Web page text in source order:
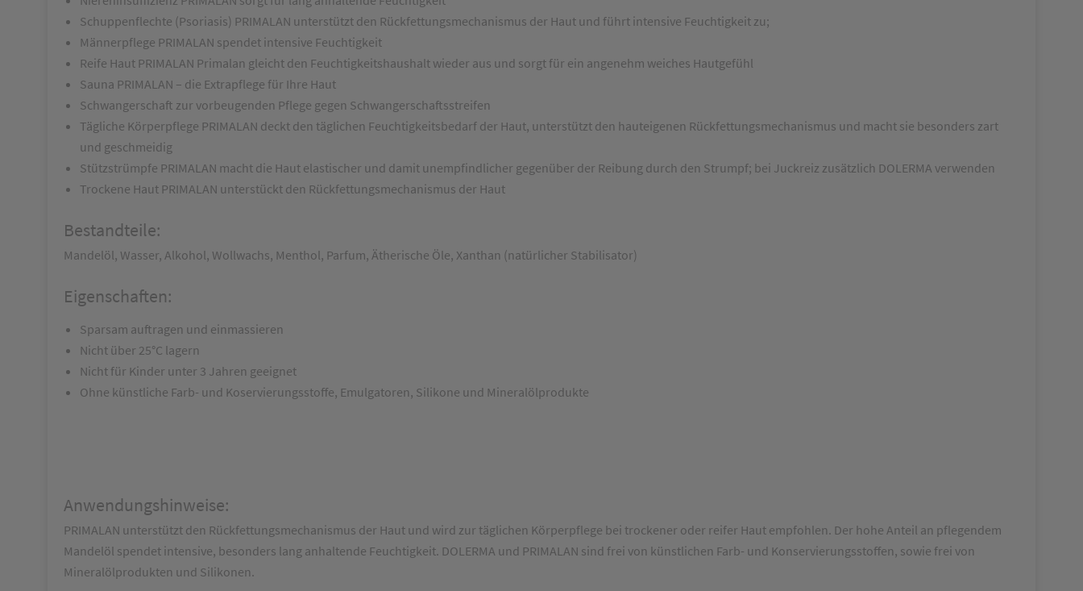
Schuppenflechte (Psoriasis) PRIMALAN unterstützt den Rückfettungsmechanismus der Haut und führt intensive Feuchtigkeit zu;
Männerpflege PRIMALAN spendet intensive Feuchtigkeit
Reife Haut PRIMALAN Primalan gleicht den Feuchtigkeitshaushalt wieder aus und sorgt für ein angenehm weiches Hautgefühl
Sauna PRIMALAN – die Extrapflege für Ihre Haut
Schwangerschaft zur vorbeugenden Pflege gegen Schwangerschaftsstreifen
Tägliche Körperpflege PRIMALAN deckt den täglichen Feuchtigkeitsbedarf der Haut, unterstützt den hauteigenen Rückfettungsmechanismus und macht sie besonders zart
und geschmeidig
Stützstrümpfe PRIMALAN macht die Haut elastischer und damit unempfindlicher gegenüber der Reibung durch den Strumpf; bei Juckreiz zusätzlich DOLERMA verwenden
Trockene Haut PRIMALAN unterstückt den Rückfettungsmechanismus der Haut
Bestandteile:
Mandelöl, Wasser, Alkohol, Wollwachs, Menthol, Parfum, Ätherische Öle, Xanthan (natürlicher Stabilisator)
Eigenschaften:
Sparsam auftragen und einmassieren
Nicht über 25°C lagern
Nicht für Kinder unter 3 Jahren geeignet
Ohne künstliche Farb- und Koservierungsstoffe, Emulgatoren, Silikone und Mineralölprodukte
Anwendungshinweise:
PRIMALAN unterstützt den Rückfettungsmechanismus der Haut und wird zur täglichen Körperpflege bei trockener oder reifer Haut empfohlen. Der hohe Anteil an pflegendem
Mandelöl spendet intensive, besonders lang anhaltende Feuchtigkeit. DOLERMA und PRIMALAN sind frei von künstlichen Farb- und Konservierungsstoffen, sowie frei von
Mineralölprodukten und Silikonen.